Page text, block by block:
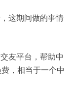
这期间做的事情
友平台，帮助中
，相当于一个中